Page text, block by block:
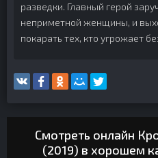
разведки. Главный герой
неприметной женщины, и
покарать тех, кто угрожает
Смотреть онлайн
(2019) в хорошем